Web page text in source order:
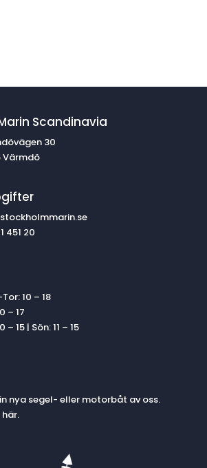
Scandinavia
30
Värmdö
451 20
10 – 18
– 17
– 15 | Sön: 11 – 15
nya segel- eller motorbåt av oss.
här.